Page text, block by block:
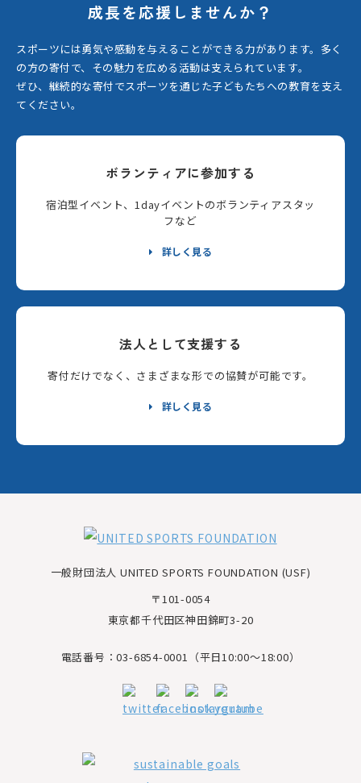
成長を応援しませんか？
スポーツには勇気や感動を与えることができる力があります。 多く
の方の寄付で、その魅力を広める活動は支えられています。
ぜひ、継続的な寄付でスポーツを通じた子どもたちへの教育を支え
てください。
ボランティアに参加する
宿泊型イベント、1dayイベントのボランティアスタッ
フなど
詳しく見る
法人として支援する
寄付だけでなく、さまざまな形での協賛が可能です。
詳しく見る
一般財団法人 UNITED SPORTS FOUNDATION (USF)
〒101-0054
東京都千代田区神田錦町3-20
電話番号：03-6854-0001（平日10:00～18:00）